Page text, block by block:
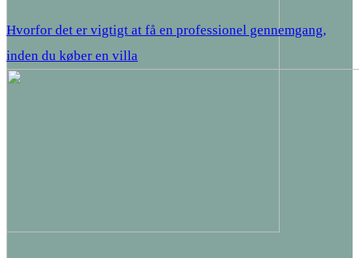
Hvorfor det er vigtigt at få en professionel gennemgang,
inden du køber en villa